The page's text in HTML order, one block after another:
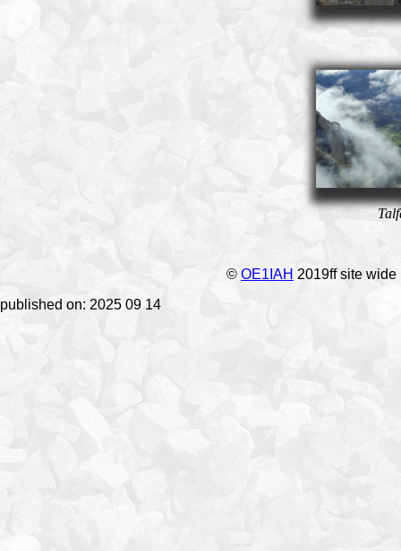
© OE1IAH 2019ff site
published on: 2025 09 14